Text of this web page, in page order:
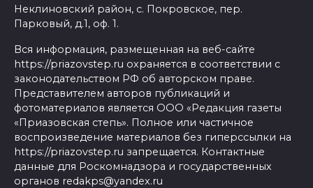
Неклиновский район, с. Покровское, пер.
Парковый, д.1, оф. 1.
Вся информация, размещенная на веб-сайте
https://priazovstep.ru охраняется в соответствии с
законодательством РФ об авторском праве.
Представителем авторов публикаций и
фотоматериалов является ООО «Редакция газеты
«Приазовская степь». Полное или частичное
воспроизведение материалов без гиперссылки на
https://priazovstep.ru запрещается. Контактные
данные для Роскомнадзора и государственных
органов redakps@yandex.ru